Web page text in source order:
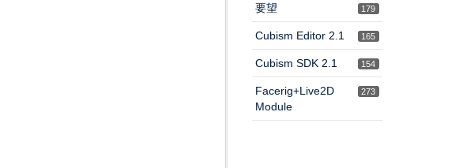
179
要望
165
Cubism Editor 2.1
154
Cubism SDK 2.1
273
Facerig+Live2D
Module